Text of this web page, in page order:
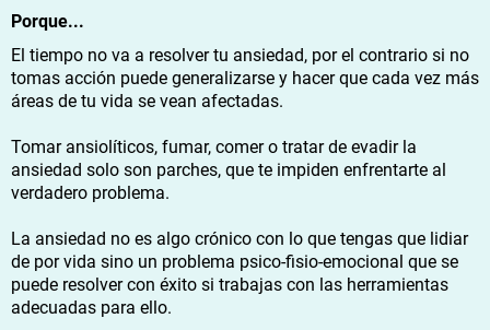
Porque...
El tiempo no va a resolver tu ansiedad, por el contrario si no
tomas acción puede generalizarse y hacer que cada vez más
áreas de tu vida se vean afectadas.
Tomar ansiolíticos, fumar, comer o tratar de evadir la
ansiedad solo son parches, que te impiden enfrentarte al
verdadero problema.
La ansiedad no es algo crónico con lo que tengas que lidiar
de por vida sino un problema psico-fisio-emocional que se
puede resolver con éxito si trabajas con las herramientas
adecuadas para ello.